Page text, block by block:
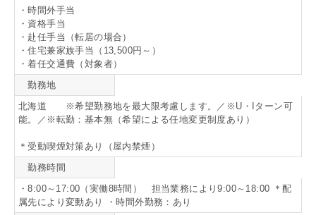
・時間外手当
・資格手当
・赴任手当（転居の場合）
・住宅兼家族手当（13,500円～）
・着任交通費（対象者）
勤務地
北海道 ※希望勤務地を最大限考慮します。／※U・Iターン可
能。／※転勤：基本無（希望による任地変更制度あり）
＊受動喫煙対策あり（屋内禁煙）
勤務時間
・8:00～17:00（実働8時間） 担当業務により9:00～18:00 ＊配
属先により変動あり ・時間外勤務：あり